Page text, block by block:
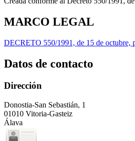
MARCO LEGAL
DECRETO 550/1991, de 15 de octubre,
Datos de contacto
Dirección
Donostia-San Sebastián, 1
01010 Vitoria-Gasteiz
Álava